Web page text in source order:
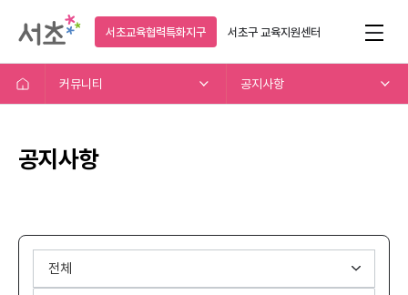
서초교육협력특화지구 서초구교육지원센터
커뮤니티 공지사항
공지사항